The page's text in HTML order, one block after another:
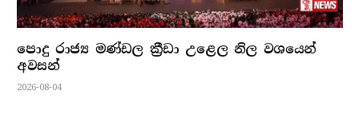
පොදු රාජ්‍ය මණ්ඩල ක්‍රීඩා උළෙල නිල වශයෙන්
අවසන්
2026-08-04